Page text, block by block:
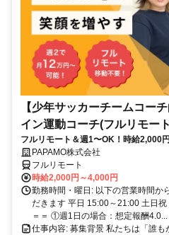
【少年サッカーチームコー
イン運動コーチ(フルリモー
フルリモート＆週1〜OK！時給2,000
てきた経験を活かしながら、スキマ時
す◎
PAPAMO株式会社
フルリモート
時給2,000円～4,000円
勤務時間・曜日: 以下の営業時間か
だきます 平日 15:00～21:00 土日
＝＝ ①週1日の場合：想定報酬4.0...
仕事内容: 募集背景 私たちは「誰